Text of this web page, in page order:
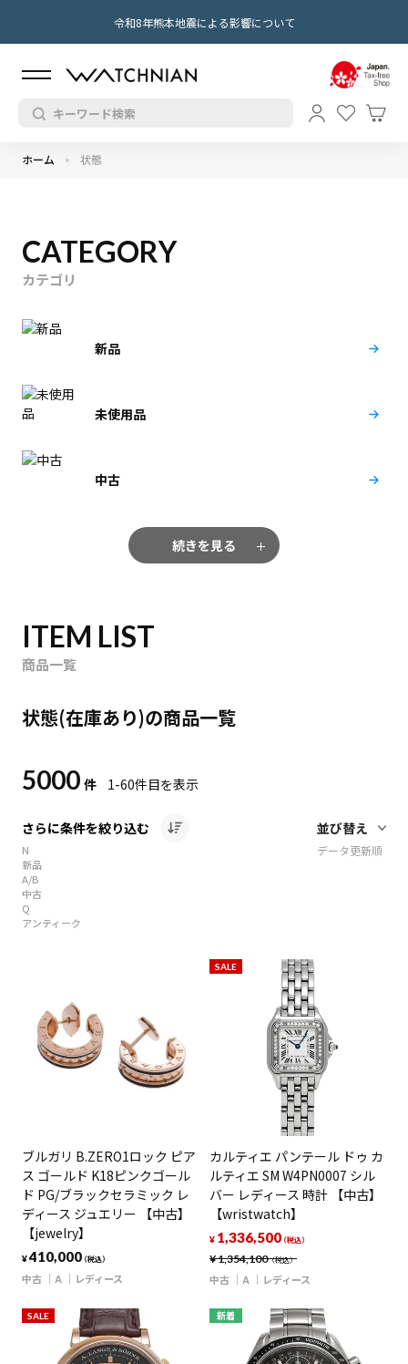
令和8年熊本地震による影響について
ホーム 状態
CATEGORY
カテゴリ
新品
未使用品
中古
続きを見る
ITEM LIST
商品一覧
状態(在庫あり)の商品一覧
5000 件 1-60件目を表示
さらに条件を絞り込む
N
新品
A/B
中古
Q
アンティーク
データ更新順
ブルガリ B.ZERO1ロック ピア
ス ゴールド K18ピンクゴール
ド PG/ブラックセラミック レ
ディース ジュエリー 【中古】
【jewelry】
¥410,000（税込）
中古 A レディース
SALE
カルティエ パンテール ドゥ カ
ルティエ SM W4PN0007 シル
バー レディース 時計 【中古】
【wristwatch】
¥1,354,100（税込）
¥ 1,336,500（税込）
中古 A レディース
SALE 新着